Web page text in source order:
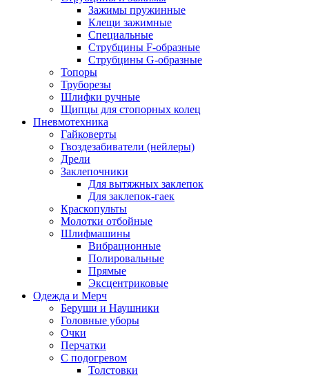
Зажимы пружинные
Клещи зажимные
Специальные
Струбцины F-образные
Струбцины G-образные
Топоры
Труборезы
Шлифки ручные
Щипцы для стопорных колец
Пневмотехника
Гайковерты
Гвоздезабиватели (нейлеры)
Дрели
Заклепочники
Для вытяжных заклепок
Для заклепок-гаек
Краскопульты
Молотки отбойные
Шлифмашины
Вибрационные
Полировальные
Прямые
Эксцентриковые
Одежда и Мерч
Беруши и Наушники
Головные уборы
Очки
Перчатки
С подогревом
Толстовки